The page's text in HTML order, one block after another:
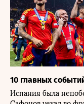
10 главных
Испания была